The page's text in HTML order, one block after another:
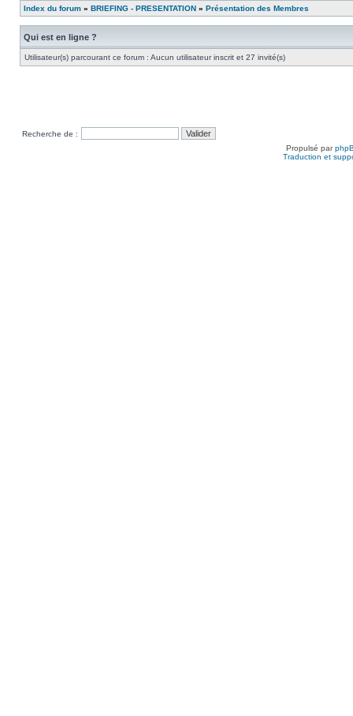
Index du forum » BRIEFING - PRESENTATION » Présentation des Membres
Qui est en ligne ?
Utilisateur(s) parcourant ce forum : Aucun utilisateur inscrit et 27 invité(s)
Recherche de :
Propulsé par
Traduction et